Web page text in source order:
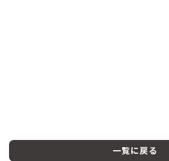
一覧に戻る